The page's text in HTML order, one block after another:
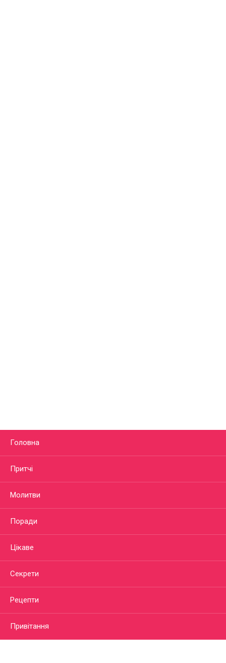
Головна
Притчі
Молитви
Поради
Цікаве
Секрети
Рецепти
Привітання